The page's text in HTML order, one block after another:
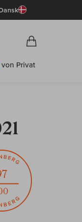
von Privat